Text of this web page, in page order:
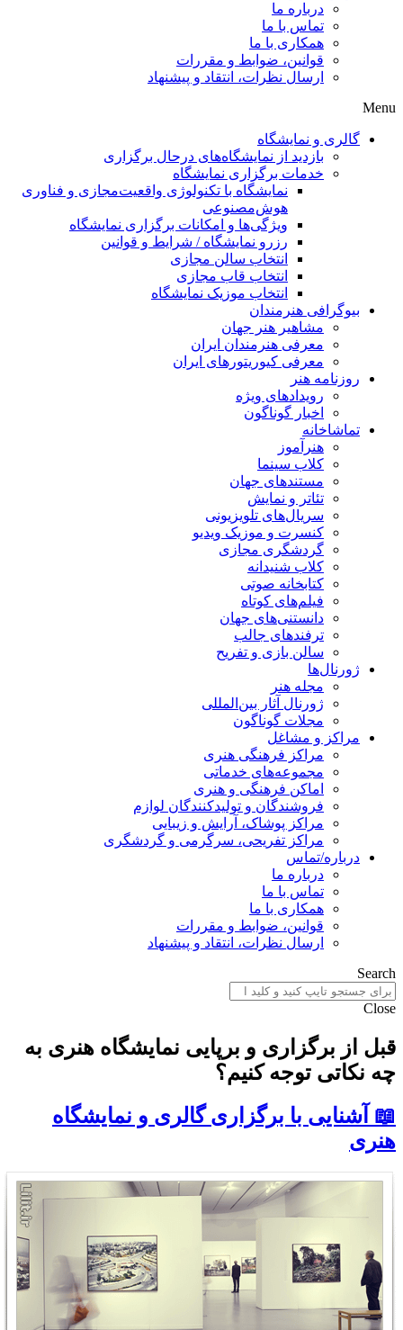
درباره ما
تماس با ما
همکاری با ما
قوانین، ضوابط و مقررات
ارسال نظرات، انتقاد و پیشنهاد
Menu
گالری و نمایشگاه
بازدید از نمایشگاه‌های درحال برگزاری
خدمات برگزاری نمایشگاه
نمایشگاه با تکنولوژی واقعیت‌مجازی و فناوری
هوش‌مصنوعی
ویژگی‌ها و امکانات برگزاری نمایشگاه
رزرو نمایشگاه / شرایط و قوانین
انتخاب سالن مجازی
انتخاب قاب مجازی
انتخاب موزیک نمایشگاه
بیوگرافی هنرمندان
مشاهیر هنر جهان
معرفی هنرمندان ایران
معرفی کیوریتورهای ایران
روزنامه هنر
رویدادهای ویژه
اخبار گوناگون
تماشاخانه
هنرآموز
کلاب سینما
مستندهای جهان
تئاتر و نمایش
سریال‌های تلویزیونی
کنسرت و موزیک ویدیو
گردشگری مجازی
کلاب شنیدانه
کتابخانه صوتی
فیلم‌های کوتاه
دانستنی‌های جهان
ترفندهای جالب
سالن بازی و تفریح
ژورنال‌ها
مجله هنر
ژورنال آثار بین‌المللی
مجلات گوناگون
مراکز و مشاغل
مراکز فرهنگی هنری
مجموعه‌های خدماتی
اماکن فرهنگی و هنری
فروشندگان و تولیدکنندگان لوازم
مراکز پوشاک، آرایش و زیبایی
مراکز تفریحی، سرگرمی و گردشگری
درباره/تماس
درباره ما
تماس با ما
همکاری با ما
قوانین، ضوابط و مقررات
ارسال نظرات، انتقاد و پیشنهاد
Search
Close
قبل از برگزاری و برپایی نمایشگاه هنری به
چه نکاتی توجه کنیم؟
📖 آشنایی با برگزاری گالری و نمایشگاه
هنری